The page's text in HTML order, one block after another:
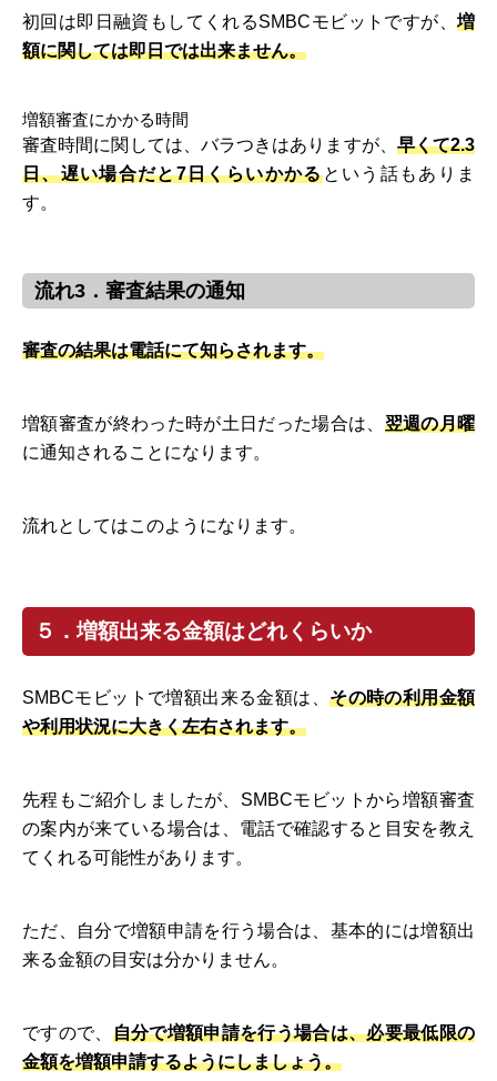
初回は即日融資もしてくれるSMBCモビットですが、 増
額に関しては即日では出来ません。
増額審査にかかる時間
審査時間に関しては、バラつきはありますが、 早くて2.3
日、遅い場合だと7日くらいかかるという話もありま
す。
流れ3．審査結果の通知
審査の結果は電話にて知らされます。
増額審査が終わった時が土日だった場合は、 翌週の月曜
に通知されることになります。
流れとしてはこのようになります。
５．増額出来る金額はどれくらいか
SMBCモビットで増額出来る金額は、その時の利用金額
や利用状況に大きく左右されます。
先程もご紹介しましたが、SMBCモビットから増額審査
の案内が来ている場合は、電話で確認すると目安を教え
てくれる可能性があります。
ただ、自分で増額申請を行う場合は、基本的には増額出
来る金額の目安は分かりません。
ですので、 自分で増額申請を行う場合は、必要最低限の
金額を増額申請するようにしましょう。